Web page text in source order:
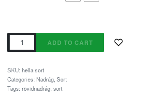
ADD TO CART
SKU: hella sort
Categories: Nadrág Sort
Tags: rövidnadrág sort